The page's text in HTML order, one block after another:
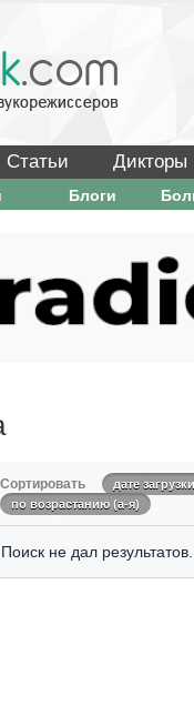
Статьи Дикторы
Блоги
Сортировать
дате загрузки
по возрастанию (а-я)
Поиск не дал результатов.